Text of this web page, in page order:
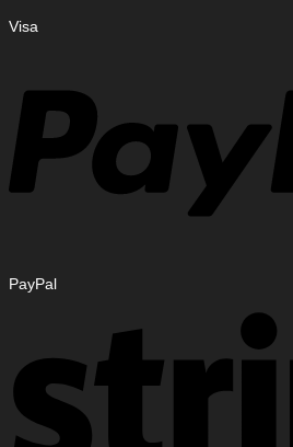
Visa
PayPal